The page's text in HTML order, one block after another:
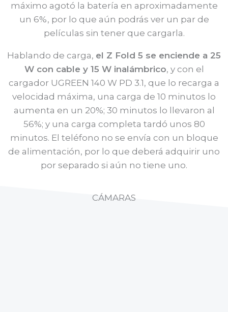
máximo agotó la batería en aproximadamente
un 6%, por lo que aún podrás ver un par de
películas sin tener que cargarla.
Hablando de carga, el Z Fold 5 se enciende a 25
W con cable y 15 W inalámbrico, y con el
cargador UGREEN 140 W PD 3.1, que lo recarga a
velocidad máxima, una carga de 10 minutos lo
aumenta en un 20%; 30 minutos lo llevaron al
56%; y una carga completa tardó unos 80
minutos. El teléfono no se envía con un bloque
de alimentación, por lo que deberá adquirir uno
por separado si aún no tiene uno.
CÁMARAS